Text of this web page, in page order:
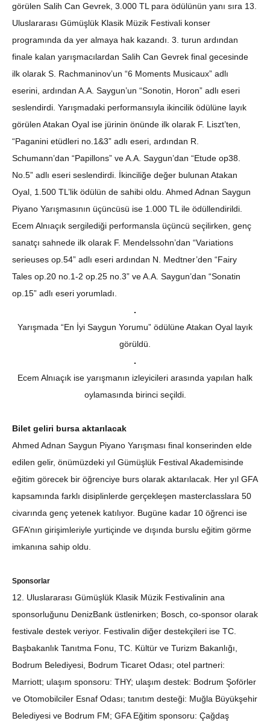
görülen Salih Can Gevrek, 3.000 TL para ödülünün yanı sıra 13.
Uluslararası Gümüşlük Klasik Müzik Festivali konser
programında da yer almaya hak kazandı. 3. turun ardından
finale kalan yarışmacılardan Salih Can Gevrek final gecesinde
ilk olarak S. Rachmaninov’un “6 Moments Musicaux” adlı
eserini, ardından A.A. Saygun’un “Sonotin, Horon” adlı eseri
seslendirdi. Yarışmadaki performansıyla ikincilik ödülüne layık
görülen Atakan Oyal ise jürinin önünde ilk olarak F. Liszt’ten,
“Paganini etüdleri no.1&3” adlı eseri, ardından R.
Schumann’dan “Papillons” ve A.A. Saygun’dan “Etude op38.
No.5” adlı eseri seslendirdi. İkinciliğe değer bulunan Atakan
Oyal, 1.500 TL’lik ödülün de sahibi oldu. Ahmed Adnan Saygun
Piyano Yarışmasının üçüncüsü ise 1.000 TL ile ödüllendirildi.
Ecem Alnıaçık sergilediği performansla üçüncü seçilirken, genç
sanatçı sahnede ilk olarak F. Mendelssohn’dan “Variations
serieuses op.54” adlı eseri ardından N. Medtner’den “Fairy
Tales op.20 no.1-2 op.25 no.3” ve A.A. Saygun’dan “Sonatin
op.15” adlı eseri yorumladı.
Yarışmada “En İyi Saygun Yorumu” ödülüne Atakan Oyal layık
görüldü.
Ecem Alnıaçık ise yarışmanın izleyicileri arasında yapılan halk
oylamasında birinci seçildi.
Bilet geliri bursa aktarılacak
Ahmed Adnan Saygun Piyano Yarışması final konserinden elde
edilen gelir, önümüzdeki yıl Gümüşlük Festival Akademisinde
eğitim görecek bir öğrenciye burs olarak aktarılacak. Her yıl GFA
kapsamında farklı disiplinlerde gerçekleşen masterclasslara 50
civarında genç yetenek katılıyor. Bugüne kadar 10 öğrenci ise
GFA’nın girişimleriyle yurtiçinde ve dışında burslu eğitim görme
imkanına sahip oldu.
Sponsorlar
12. Uluslararası Gümüşlük Klasik Müzik Festivalinin ana
sponsorluğunu DenizBank üstlenirken; Bosch, co-sponsor olarak
festivale destek veriyor. Festivalin diğer destekçileri ise TC.
Başbakanlık Tanıtma Fonu, TC. Kültür ve Turizm Bakanlığı,
Bodrum Belediyesi, Bodrum Ticaret Odası; otel partneri:
Marriott; ulaşım sponsoru: THY; ulaşım destek: Bodrum Şoförler
ve Otomobilciler Esnaf Odası; tanıtım desteği: Muğla Büyükşehir
Belediyesi ve Bodrum FM; GFA Eğitim sponsoru: Çağdaş